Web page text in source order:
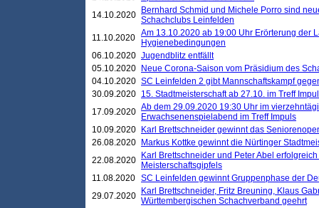
14.10.2020
Bernhard Schmid und Michele Porro sind
Schachclubs Leinfelden
11.10.2020 Am 13.10.2020 ab 19:00 Uhr Erörterung der
Hygienebedingungen
06.10.2020 Jugendblitz entfällt
05.10.2020
Neue Corona-Saison vom Präsidium des
04.10.2020 SC Leinfelden 2 gibt Mannschaftskampf
30.09.2020 15. Stadtmeisterschaft ab 27.10. im Treff
17.09.2020 Ab dem 29.09.2020 19:30 Uhr im
Erwachsenenspielabend im Treff Impuls
10.09.2020
Karl Brettschneider gewinnt das
26.08.2020
Markus Kottke gewinnt die Nürtinger
22.08.2020
Karl Brettschneider und Peter Abel
Meisterschaftsgipfels
11.08.2020 SC Leinfelden gewinnt Gruppenphase der
29.07.2020
Karl Brettschneider, Fritz Breuning, Klaus
Württembergischen Schachverband geehrt